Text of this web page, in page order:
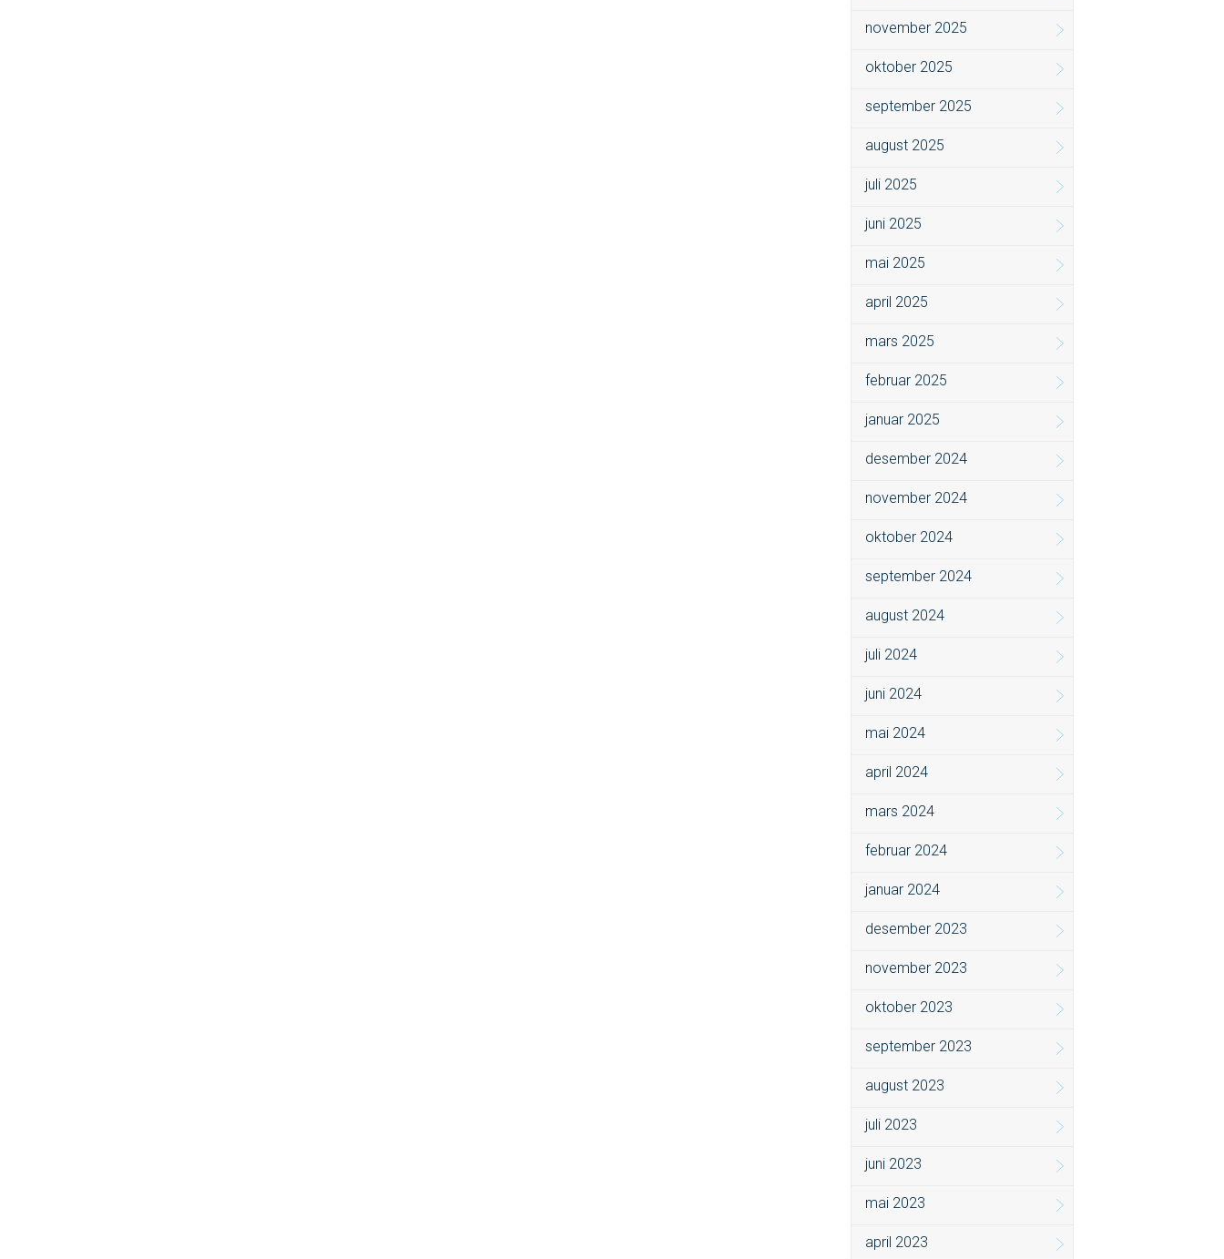
november 2025
oktober 2025
september 2025
august 2025
juli 2025
juni 2025
mai 2025
april 2025
mars 2025
februar 2025
januar 2025
desember 2024
november 2024
oktober 2024
september 2024
august 2024
juli 2024
juni 2024
mai 2024
april 2024
mars 2024
februar 2024
januar 2024
desember 2023
november 2023
oktober 2023
september 2023
august 2023
juli 2023
juni 2023
mai 2023
april 2023